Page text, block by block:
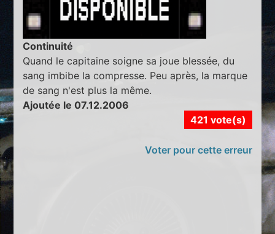
Continuité
Quand le capitaine soigne sa joue blessée, du
sang imbibe la compresse. Peu après, la marque
de sang n'est plus la même.
Ajoutée le 07.12.2006
421 vote(s)
Voter pour cette erreur